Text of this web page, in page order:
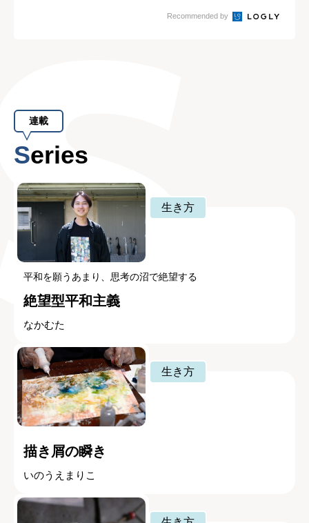
Recommended by
連載
Series
生き方
平和を願うあまり、思考の沼で絶望する
絶望型平和主義
なかむた
生き方
描き屑の瞬き
いのうえまりこ